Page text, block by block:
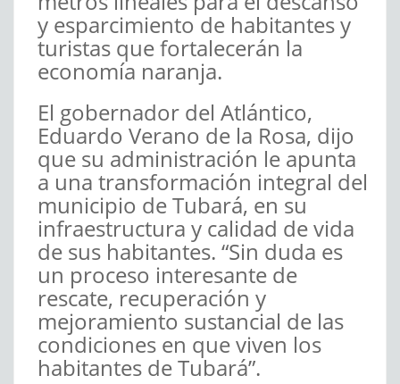
y esparcimiento de habitantes y
turistas que fortalecerán la
economía naranja.
El gobernador del Atlántico,
Eduardo Verano de la Rosa, dijo
que su administración le apunta
a una transformación integral del
municipio de Tubará, en su
infraestructura y calidad de vida
de sus habitantes. “Sin duda es
un proceso interesante de
rescate, recuperación y
mejoramiento sustancial de las
condiciones en que viven los
habitantes de Tubará”.